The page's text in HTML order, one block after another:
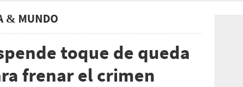
& MUNDO
toque de queda
frenar el crimen